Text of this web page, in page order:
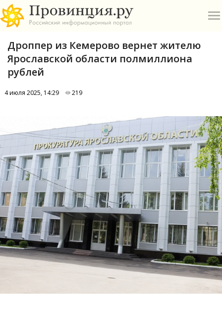
А
Б
В
Е
П
Р
С
Т
Дроппер из Кемерово вернет жителю
Ярославской области полмиллиона
рублей
4 июля 2025, 14:29 219